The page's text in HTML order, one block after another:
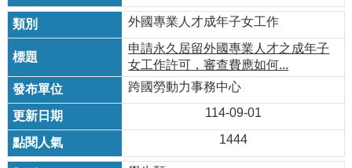
外國專業人才成年子女工作
申請永久居留外國專業人才之成年子
女工作許可，審查費應如何...
跨國勞動力事務中心
114-09-01
1444